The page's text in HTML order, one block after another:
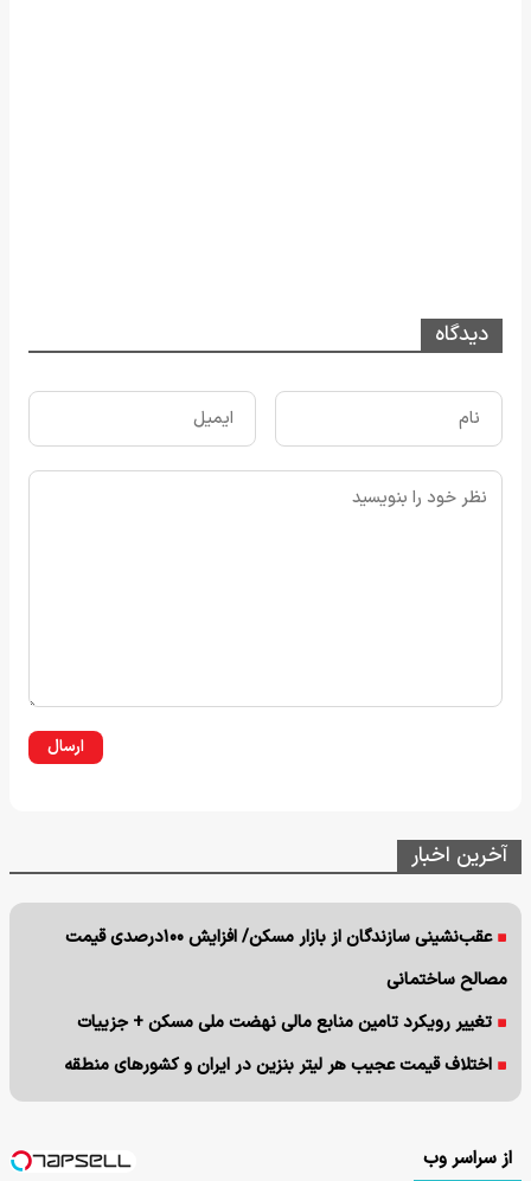
دیدگاه
ارسال
آخرین اخبار
عقب‌نشینی سازندگان از بازار مسکن/ افزایش ۱۰۰درصدی قیمت
مصالح ساختمانی
تغییر رویکرد تامین منابع مالی نهضت ملی مسکن + جزییات
اختلاف قیمت عجیب هر لیتر بنزین در ایران و کشورهای منطقه
از سراسر وب